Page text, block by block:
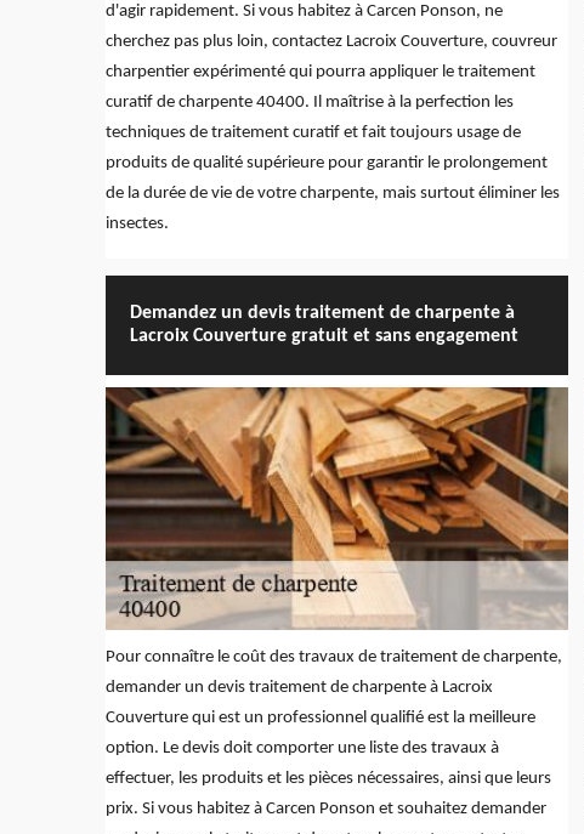
d'agir rapidement. Si vous habitez à Carcen Ponson, ne
cherchez pas plus loin, contactez Lacroix Couverture, couvreur
charpentier expérimenté qui pourra appliquer le traitement
curatif de charpente 40400. Il maîtrise à la perfection les
techniques de traitement curatif et fait toujours usage de
produits de qualité supérieure pour garantir le prolongement
de la durée de vie de votre charpente, mais surtout éliminer les
insectes.
Demandez un devis traitement de charpente à
Lacroix Couverture gratuit et sans engagement
Pour connaître le coût des travaux de traitement de charpente,
demander un devis traitement de charpente à Lacroix
Couverture qui est un professionnel qualifié est la meilleure
option. Le devis doit comporter une liste des travaux à
effectuer, les produits et les pièces nécessaires, ainsi que leurs
prix. Si vous habitez à Carcen Ponson et souhaitez demander